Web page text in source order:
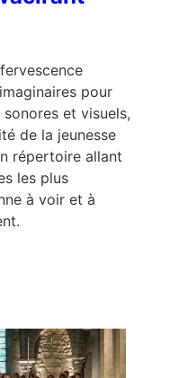
pour
et visuels,
de la jeunesse
répertoire allant
les plus
à voir et à